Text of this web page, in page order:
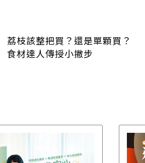
荔枝該整把買？還是單顆買？
食材達人傳授小撇步